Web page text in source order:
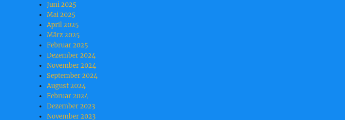
Juni 2025
Mai 2025
April 2025
März 2025
Februar 2025
Dezember 2024
November 2024
September 2024
August 2024
Februar 2024
Dezember 2023
November 2023